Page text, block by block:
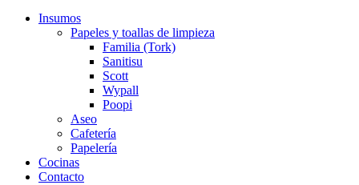
Insumos
Papeles y toallas de limpieza
Familia (Tork)
Sanitisu
Scott
Wypall
Poopi
Aseo
Cafetería
Papelería
Cocinas
Contacto